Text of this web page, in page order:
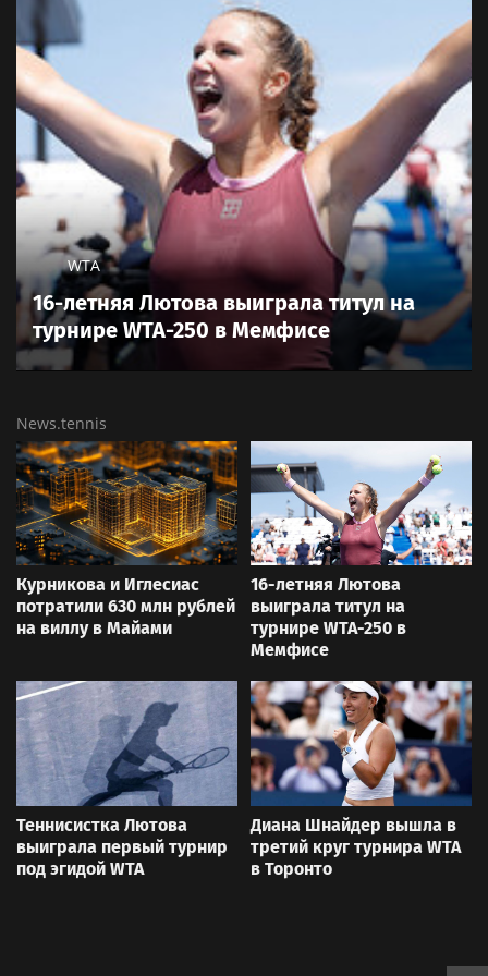
WTA
16-летняя Лютова выиграла титул на
турнире WTA-250 в Мемфисе
News.tennis
Курникова и Иглесиас
потратили 630 млн рублей
на виллу в Майами
16-летняя Лютова
выиграла титул на
турнире WTA-250 в
Мемфисе
Теннисистка Лютова
выиграла первый турнир
под эгидой WTA
Диана Шнайдер вышла в
третий круг турнира WTA
в Торонто